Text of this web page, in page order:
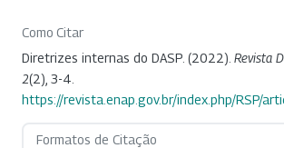
Como Citar
Diretrizes internas do DASP. (2022). Revista
2(2), 3-4.
https://revista.enap.gov.br/index.php/RSP/
Formatos de Citação